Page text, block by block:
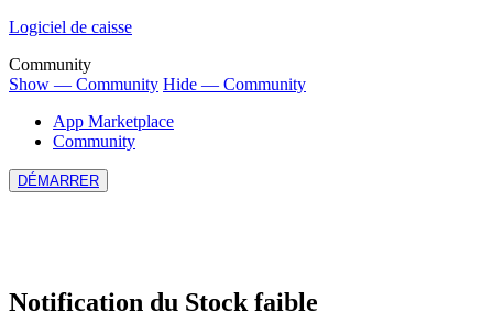
Logiciel de caisse
Community
Show — Community Hide — Community
App Marketplace
Community
DÉMARRER
Notification du Stock faible